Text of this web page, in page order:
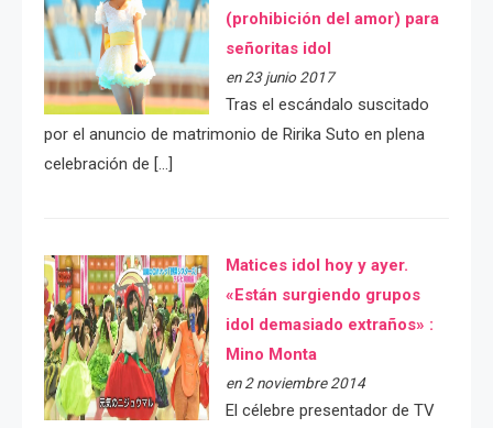
(prohibición del amor) para
señoritas idol
en 23 junio 2017
Tras el escándalo suscitado
por el anuncio de matrimonio de Ririka Suto en plena
celebración de […]
Matices idol hoy y ayer.
«Están surgiendo grupos
idol demasiado extraños» :
Mino Monta
en 2 noviembre 2014
El célebre presentador de TV